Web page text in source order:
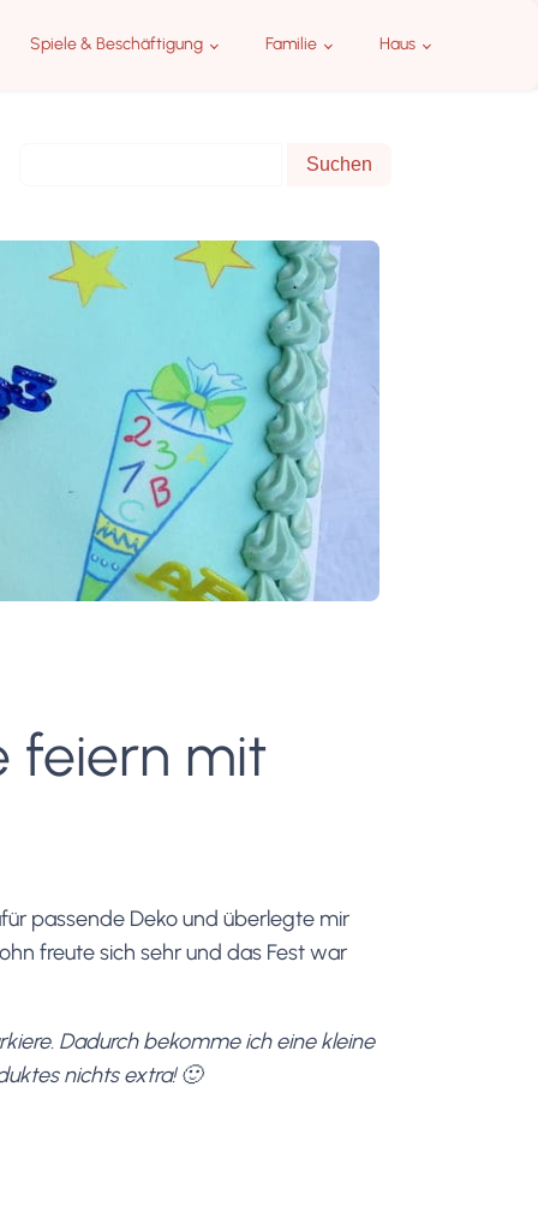
Spiele & Beschäftigung Familie Haus
feiern mit
passende Deko und überlegte mir
freute sich sehr und das Fest war
Dadurch bekomme ich eine kleine
nichts extra! 🙂